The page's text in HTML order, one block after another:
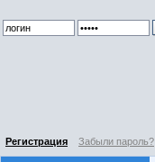
Регистрация Забыли пароль?